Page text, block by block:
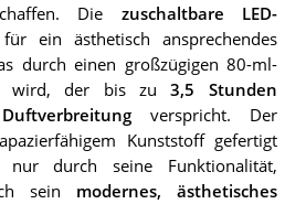
Die zuschaltbare LED-
ein ästhetisch ansprechendes
durch einen großzügigen 80-ml-
wird, der bis zu3,5 Stunden
verspricht. Der
Kunststoff gefertigt
durch seine Funktionalität,
sein modernes, ästhetisches